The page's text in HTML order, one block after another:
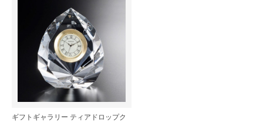
ギフトギャラリー ティアドロップク